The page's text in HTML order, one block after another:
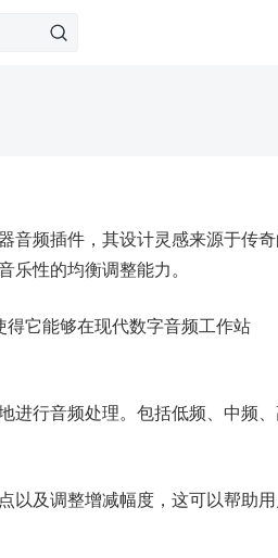
频插件，其设计灵感来源于传
乐性的均衡调整能力。
它能够在现代数字音频工作站
进行音频处理。包括低频、中频
以及调整增减幅度，这可以帮助